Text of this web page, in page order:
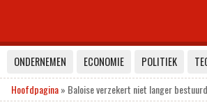
ONDERNEMEN ECONOMIE POLITIEK
Hoofdpagina» Baloise verzekert niet langer